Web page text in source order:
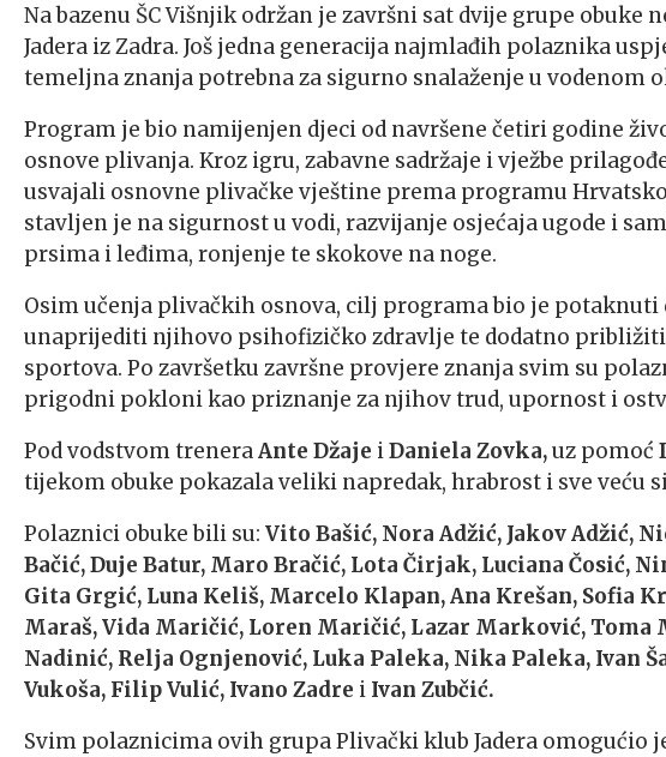
Na bazenu ŠC Višnjik održan je završni sat dvije grupe
Jadera iz Zadra. Još jedna generacija najmlađih polaznika
temeljna znanja potrebna za sigurno snalaženje u vodenom
Program je bio namijenjen djeci od navršene četiri godine
osnove plivanja. Kroz igru, zabavne sadržaje i vježbe
usvajali osnovne plivačke vještine prema programu
stavljen je na sigurnost u vodi, razvijanje osjećaja ugode i
prsima i leđima, ronjenje te skokove na noge.
Osim učenja plivačkih osnova, cilj programa bio je
unaprijediti njihovo psihofizičko zdravlje te dodatno
sportova. Po završetku završne provjere znanja svim su
prigodni pokloni kao priznanje za njihov trud, upornost i
Pod vodstvom treneraAnte Džaje iDaniela Zovka,uz pomoć
tijekom obuke pokazala veliki napredak, hrabrost i sve veću
Polaznici obuke bili su: Vito Bašić, Nora Adžić, Jakov Adžić,
Bačić, Duje Batur, Maro Bračić, Lota Čirjak, Luciana Čosić,
Gita Grgić, Luna Keliš, Marcelo Klapan, Ana Krešan, Sofia
Maraš, Vida Maričić, Loren Maričić, Lazar Marković, Toma
Nadinić, Relja Ognjenović, Luka Paleka, Nika Paleka, Ivan
Vukoša, Filip Vulić, Ivano Zadre i Ivan Zubčić.
Svim polaznicima ovih grupa Plivački klub Jadera omogućio